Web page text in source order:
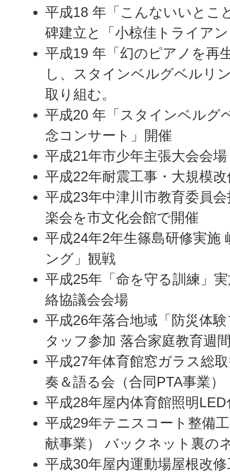
平成18 年「こんないいとこ
碑建立と「小椋佳トライア
平成19 年「幻のピアノを再
し、スタインベルグベルリ
取り組む。
平成20 年「スタインベルグ
念コンサート」開催
平成21年市少年主張大会会場
平成22年耐震工事・大規模
平成23年中津川市教育委員
楽会を市文化会館で開催
平成24年2年生篠島研修実施
ング」観戦
平成25年「命を守る訓練」
絡協議会会場
平成26年落合地域「防災体
タッフ参加 落合家庭教育週
平成27年体育館窓ガラス総
奏＆語る会（合同PTA事業）
平成28年屋内体育館照明
平成29年テニスコート整備
献事業） バックネット裏の
平成30年屋内運動場屋根改